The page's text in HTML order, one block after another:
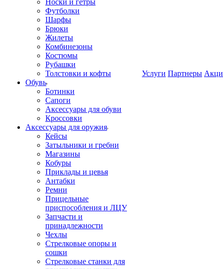
Носки и гетры
Футболки
Шарфы
Брюки
Жилеты
Комбинезоны
Костюмы
Рубашки
Толстовки и кофты
Обувь
Ботинки
Сапоги
Аксессуары для обуви
Кроссовки
Аксессуары для оружия
Кейсы
Затыльники и гребни
Магазины
Кобуры
Приклады и цевья
Антабки
Ремни
Прицельные
приспособления и ЛЦУ
Запчасти и
принадлежности
Чехлы
Стрелковые опоры и
сошки
Стрелковые станки для
Услуги Партнеры